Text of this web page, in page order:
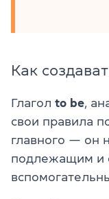
Как
Глагол to be ,
свои правила
главного — он
подлежащим и